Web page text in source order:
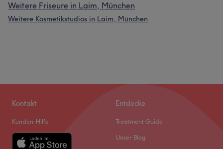
Weitere Friseure in Laim, München
Weitere Kosmetikstudios in Laim, München
Kontakt
Kunden-Hilfe
Entdecke
Treatment Guide
Unser Blog